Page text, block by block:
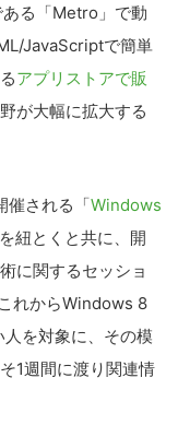
ある「Metro」で動
JavaScriptで簡単
アプリストアで販
が大幅に拡大する
催される「Windows
紐とくと共に、開
に関するセッショ
れからWindows 8
を対象に、その模
1週間に渡り関連情